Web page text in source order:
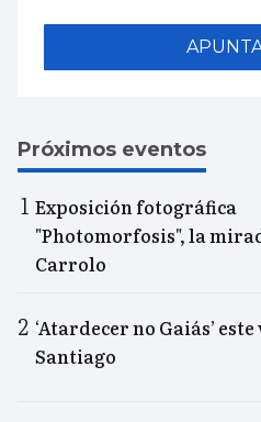
Próximos eventos
Exposición fotográfica
"Photomorfosis", la
Carrolo
‘Atardecer no Gaiás’
Santiago